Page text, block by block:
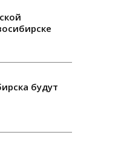
будут